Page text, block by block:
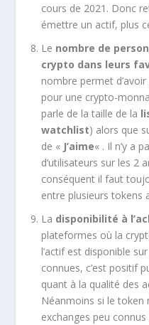
cours de 2021. Donc
émettre un actif, plus
Le nombre de
crypto dans leurs
nombre permet
pour une crypto-
parle de la taille de la
watchlist) alors que
de « J’aime« . Il n’y a
d’utilisateurs sur les 2
conséquent il faut
entre plusieurs tokens
La disponibilité à
plateformes où la
l’actif est disponible
connues, c’est positif
quant à la qualité des
Néanmoins si le token
exchanges peu